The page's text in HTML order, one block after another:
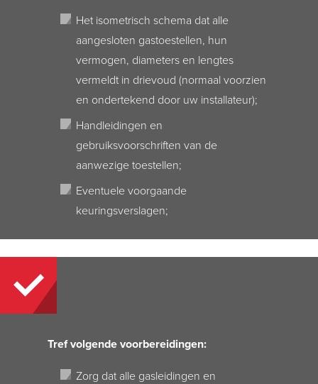
Het isometrisch schema dat alle
aangesloten gastoestellen, hun
vermogen, diameters en lengtes
vermeldt in drievoud (normaal voorzien
en ondertekend door uw installateur);
Handleidingen en
gebruiksvoorschriften van de
aanwezige toestellen;
Eventuele voorgaande
keuringsverslagen;
Tref volgende voorbereidingen:
Zorg dat alle gasleidingen en